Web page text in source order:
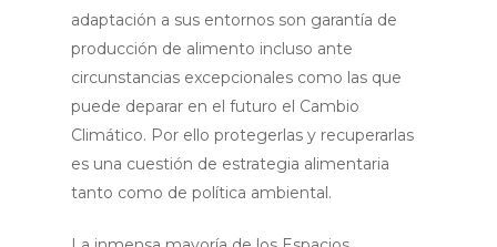
adaptación a sus entornos son garantía de
producción de alimento incluso ante
circunstancias excepcionales como las que
puede deparar en el futuro el Cambio
Climático. Por ello protegerlas y recuperarlas
es una cuestión de estrategia alimentaria
tanto como de política ambiental.